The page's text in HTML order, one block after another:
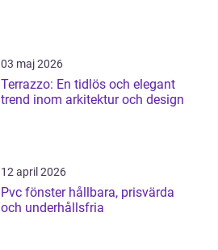
03 maj 2026
Terrazzo: En tidlös och elegant
trend inom arkitektur och design
12 april 2026
Pvc fönster hållbara, prisvärda
och underhållsfria